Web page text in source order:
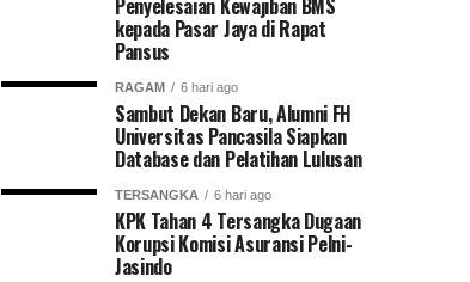
Penyelesaian Kewajiban BMS
kepada Pasar Jaya di Rapat
Pansus
RAGAM 6 hari ago
Sambut Dekan Baru, Alumni FH
Universitas Pancasila Siapkan
Database dan Pelatihan Lulusan
TERSANGKA 6 hari ago
KPK Tahan 4 Tersangka Dugaan
Korupsi Komisi Asuransi Pelni-
Jasindo